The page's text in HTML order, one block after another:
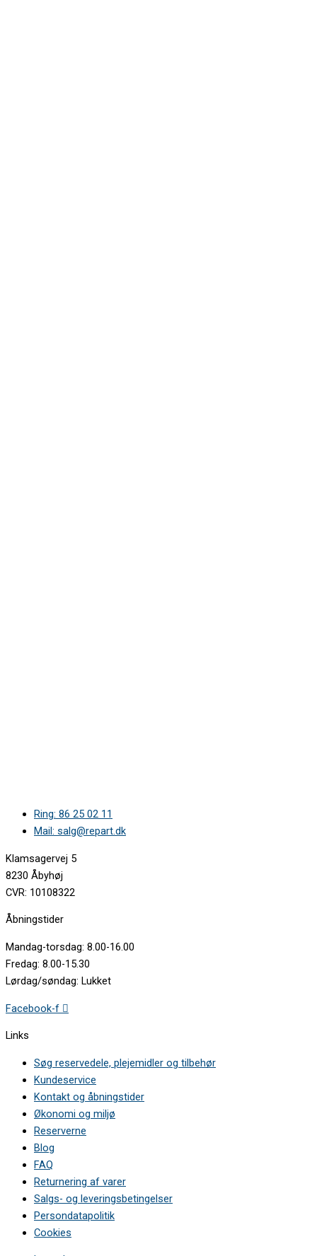
Ring: 86 25 02 11
Mail: salg@repart.dk
Klamsagervej 5
8230 Åbyhøj
CVR: 10108322
Åbningstider
Mandag-torsdag: 8.00-16.00
Fredag: 8.00-15.30
Lørdag/søndag: Lukket
Facebook-f
Links
Søg reservedele, plejemidler og tilbehør
Kundeservice
Kontakt og åbningstider
Økonomi og miljø
Reserverne
Blog
FAQ
Returnering af varer
Salgs- og leveringsbetingelser
Persondatapolitik
Cookies